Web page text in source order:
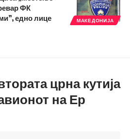
МАКЕДОНИЈА
ФК
едно лице
црна кутија
на Ер